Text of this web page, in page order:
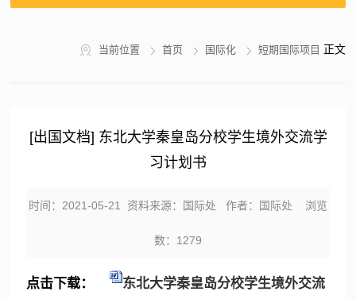
当前位置 首页 国际化 短期国际项目 正文
[出国文档] 东北大学秦皇岛分校学生境外交流学
习计划书
时间：2021-05-21 资料来源：国际处 作者：国际处 浏览
数： 1279
点击下载：
东北大学秦皇岛分校学生境外交流